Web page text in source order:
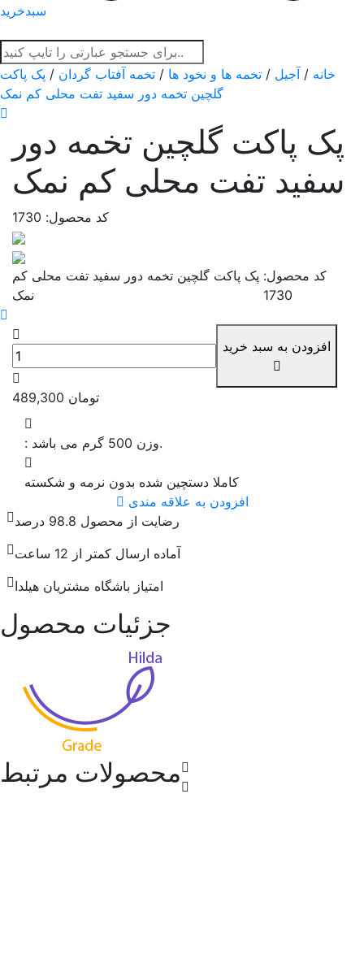
سبدخرید
خانه / آجیل / تخمه ها و نخود ها / تخمه آفتاب گردان / پک پاکت
گلچین تخمه دور سفید تفت محلی کم نمک
پک پاکت گلچین تخمه دور
سفید تفت محلی کم نمک
کد محصول: 1730
پک پاکت گلچین تخمه دور سفید تفت محلی کم
نمک
کد محصول:
1730
افزودن به سبد خرید
489,300 تومان
: وزن 500 گرم می باشد.
کاملا دستچین شده بدون نرمه و شکسته
افزودن به علاقه مندی
رضایت از محصول 98.8 درصد
آماده ارسال کمتر از 12 ساعت
امتیاز باشگاه مشتریان هیلدا
جزئیات محصول
محصولات مرتبط